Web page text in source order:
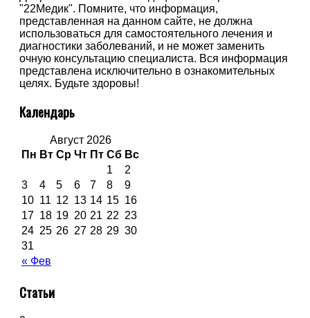
"22Медик". Помните, что информация,
представленная на данном сайте, не должна
использоваться для самостоятельного лечения и
диагностики заболеваний, и не может заменить
очную консультацию специалиста. Вся информация
представлена исключительно в ознакомительных
целях. Будьте здоровы!
Календарь
Август 2026
Пн Вт Ср Чт Пт Сб Вс
« Фев
1
2
3
4 5 6 7 8
9
10 11 12 13 14 15 16
17 18 19 20 21 22 23
24 25 26 27 28 29 30
31
Статьи